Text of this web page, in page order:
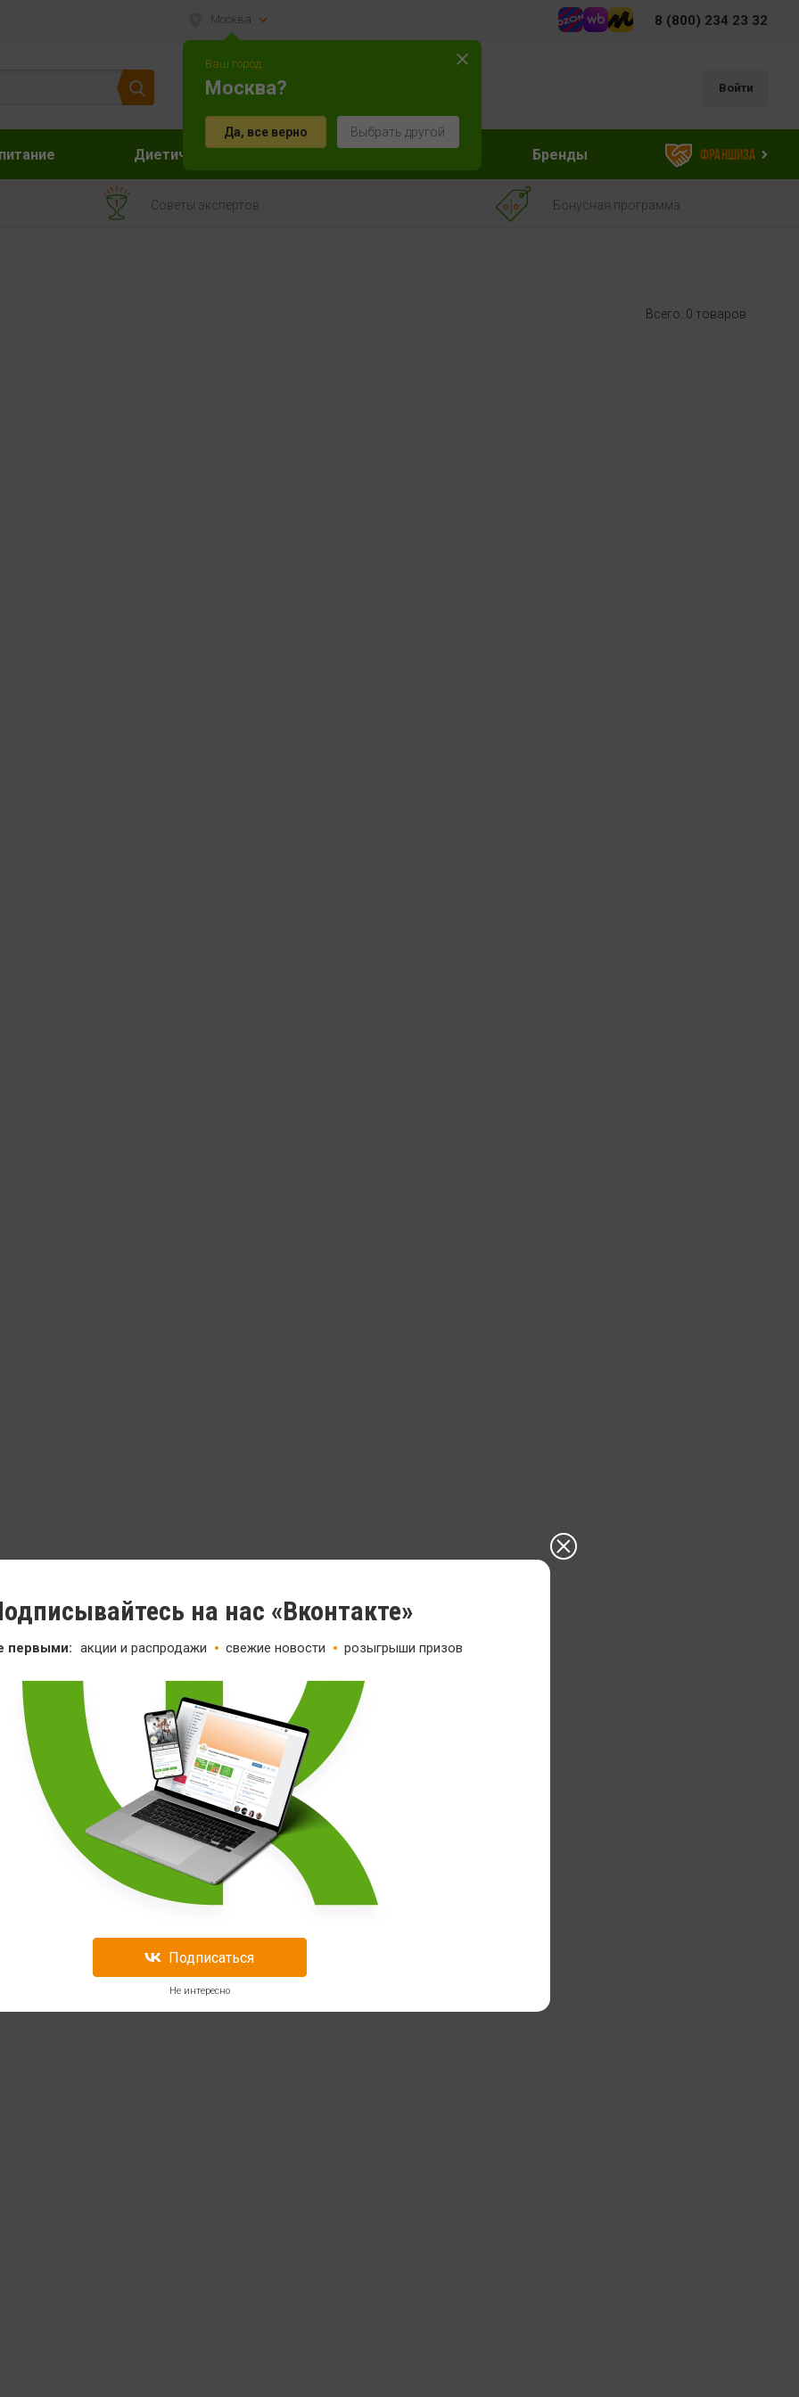
Москва 8 (800) 234 23 32
Войти
Диетическое питание Бренды Франшиза
Советы экспертов Бонусная программа
Всего: 0 товаров
Ваш город:
Москва?
Да, все верно Выбрать другой
на нас «Вконтакте»
первыми: акции и распродажи свежие новости розыгрыши призов
Подписаться
Не интересно